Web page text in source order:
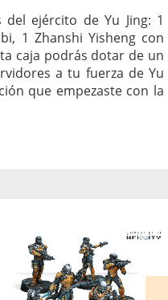
ejército de Yu Jing: 1
1 Zhanshi Yisheng con
caja podrás dotar de un
a tu fuerza de Yu
que empezaste con la